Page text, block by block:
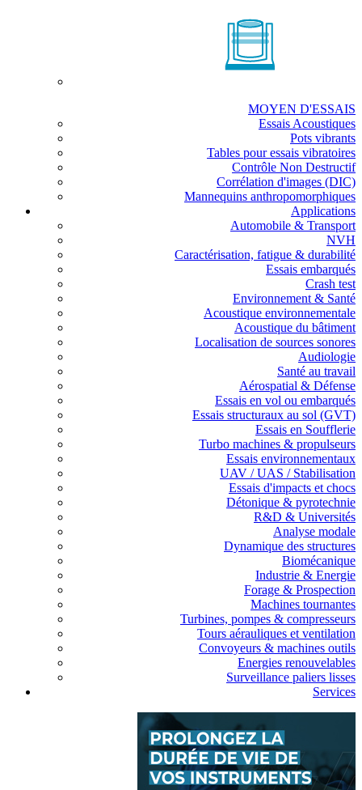
MOYEN D'ESSAIS
Essais Acoustiques
Pots vibrants
Tables pour essais vibratoires
Contrôle Non Destructif
Corrélation d'images (DIC)
Mannequins anthropomorphiques
Applications
Automobile & Transport
NVH
Caractérisation, fatigue & durabilité
Essais embarqués
Crash test
Environnement & Santé
Acoustique environnementale
Acoustique du bâtiment
Localisation de sources sonores
Audiologie
Santé au travail
Aérospatial & Défense
Essais en vol ou embarqués
Essais structuraux au sol (GVT)
Essais en Soufflerie
Turbo machines & propulseurs
Essais environnementaux
UAV / UAS / Stabilisation
Essais d'impacts et chocs
Détonique & pyrotechnie
R&D & Universités
Analyse modale
Dynamique des structures
Biomécanique
Industrie & Energie
Forage & Prospection
Machines tournantes
Turbines, pompes & compresseurs
Tours aérauliques et ventilation
Convoyeurs & machines outils
Energies renouvelables
Surveillance paliers lisses
Services